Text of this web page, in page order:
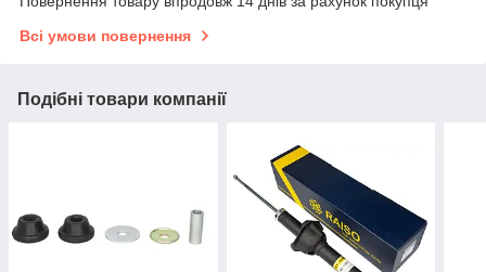
Всі умови повернення
Подібні товари компанії